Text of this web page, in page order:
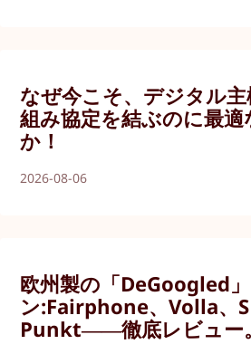
なぜ今こそ、デジタル
組み協定を結ぶのに最適
か！
2026-08-06
欧州製の「DeGoogled
ン:Fairphone、Volla、
Punkt――徹底レビュー。